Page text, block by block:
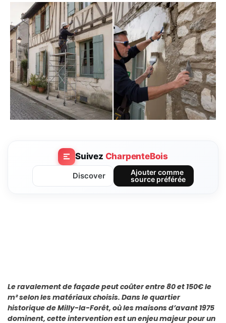
Suivez CharpenteBois
Discover
Ajouter comme
source préférée
Le ravalement de façade peut coûter entre 80 et 150€ le
m² selon les matériaux choisis. Dans le quartier
historique de Milly-la-Forêt, où les maisons d’avant 1975
dominent, cette intervention est un enjeu majeur pour un